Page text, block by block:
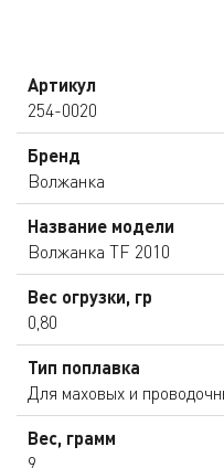
Артикул
254-0020
Бренд
Волжанка
Название модели
Волжанка TF 2010
Вес огрузки, гр
0,80
Тип поплавка
Для маховых и
Вес, грамм
9